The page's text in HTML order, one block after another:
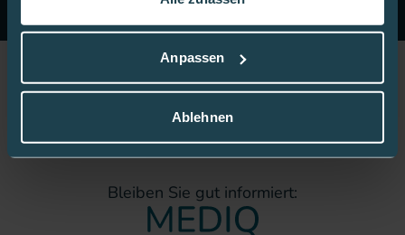
In dieser
Anpassen
Ablehnen
Jetzt Fan werden!
Bleiben Sie gut informiert: